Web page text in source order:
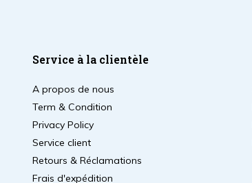
Service à la clientèle
A propos de nous
Term & Condition
Privacy Policy
Service client
Retours & Réclamations
Frais d'expédition